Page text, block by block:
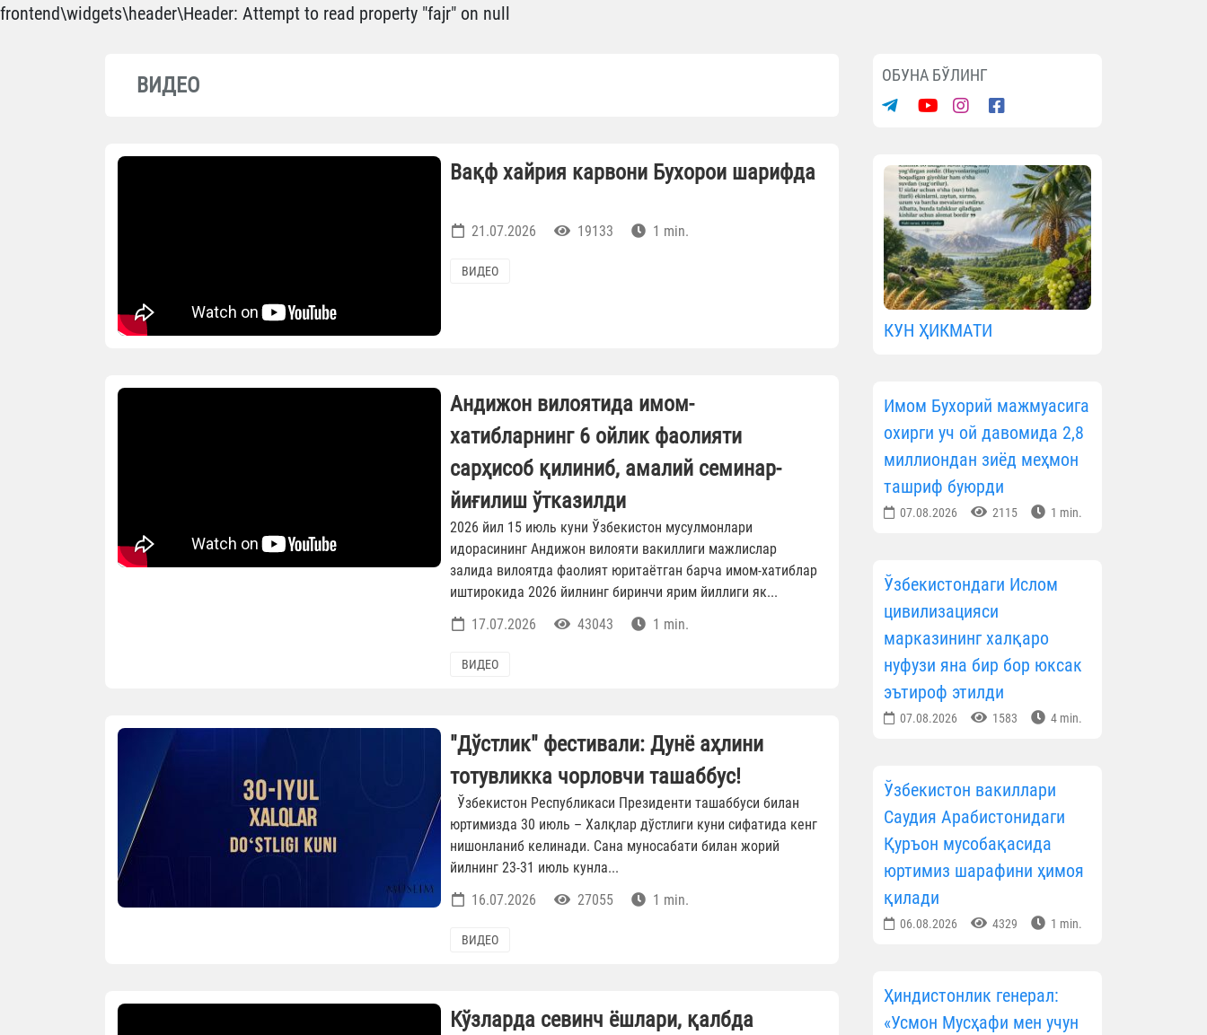
frontend\widgets\header\Header: Attempt to read property "fajr" on null
ВИДЕО
Вақф хайрия карвони Бухорои шарифда
21.07.2026 19133 1 min.
ВИДЕО
Андижон вилоятида имом-
хатибларнинг 6 ойлик фаолияти
сарҳисоб қилиниб, амалий семинар-
йиғилиш ўтказилди
2026 йил 15 июль куни Ўзбекистон мусулмонлари
идорасининг Андижон вилояти вакиллиги мажлислар
залида вилоятда фаолият юритаётган барча имом-хатиблар
иштирокида 2026 йилнинг биринчи ярим йиллиги як...
17.07.2026
43043 1 min.
ВИДЕО
"Дўстлик" фестивали: Дунё аҳлини
тотувликка чорловчи ташаббус!
Ўзбекистон Республикаси Президенти ташаббуси билан
юртимизда 30 июль – Халқлар дўстлиги куни сифатида кенг
нишонланиб келинади. Сана муносабати билан жорий
йилнинг 23-31 июль кунла...
16.07.2026
27055 1 min.
ВИДЕО
Кўзларда севинч ёшлари, қалбда
ОБУНА БЎЛИНГ
КУН ҲИКМАТИ
Имом Бухорий мажмуасига
охирги уч ой давомида 2,8
миллиондан зиёд меҳмон
ташриф буюрди
07.08.2026 2115 1 min.
Ўзбекистондаги Ислом
цивилизацияси
марказининг халқаро
нуфузи яна бир бор юксак
эътироф этилди
07.08.2026 1583 4 min.
Ўзбекистон вакиллари
Саудия Арабистонидаги
Қуръон мусобақасида
юртимиз шарафини ҳимоя
қилади
06.08.2026 4329 1 min.
Ҳиндистонлик генерал:
«Усмон Мусҳафи мен учун